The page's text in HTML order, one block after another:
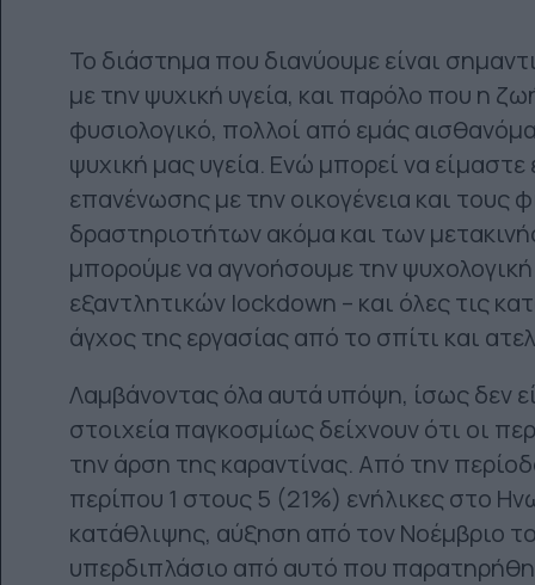
Το διάστημα που διανύουμε είναι
με την ψυχική υγεία, και παρόλο που η
φυσιολογικό, πολλοί από εμάς
ψυχική μας υγεία. Ενώ μπορεί να
επανένωσης με την οικογένεια και τους
δραστηριοτήτων ακόμα και των
μπορούμε να αγνοήσουμε την
εξαντλητικών lockdown – και όλες τις
άγχος της εργασίας από το σπίτι και
Λαμβάνοντας όλα αυτά υπόψη, ίσως δεν
στοιχεία παγκοσμίως δείχνουν ότι οι
την άρση της καραντίνας. Από την
περίπου 1 στους 5 (21%) ενήλικες στο
κατάθλιψης, αύξηση από τον Νοέμβριο
υπερδιπλάσιο από αυτό που